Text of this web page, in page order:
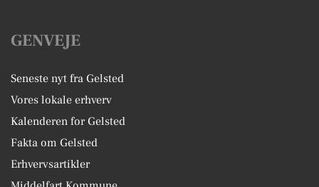
GENVEJE
Seneste nyt fra Gelsted
Vores lokale erhverv
Kalenderen for Gelsted
Fakta om Gelsted
Erhvervsartikler